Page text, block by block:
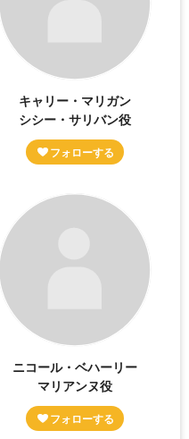
キャリー・マリガン
シシー・サリバン役
ニコール・ベハーリー
マリアンヌ役